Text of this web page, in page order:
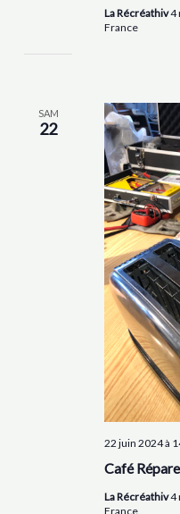
La Récréathiv4
France
SAM
22
Café
22 juin 2024 à
La Récréathiv4
France